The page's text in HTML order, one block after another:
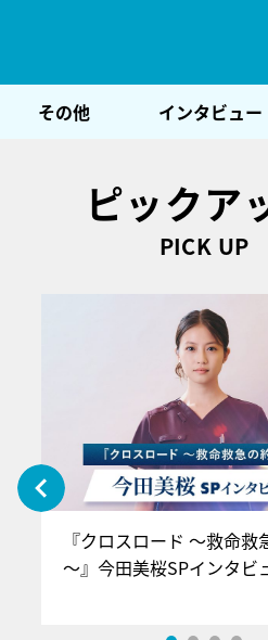
その他 インタビュー
ピックア
PICK UP
『クロスロード ～救命救
～』今田美桜SPインタ